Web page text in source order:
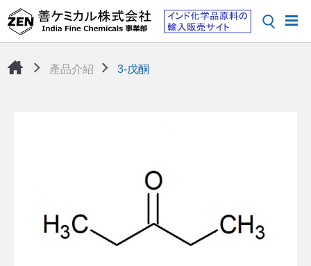
產品介紹 3-戊酮